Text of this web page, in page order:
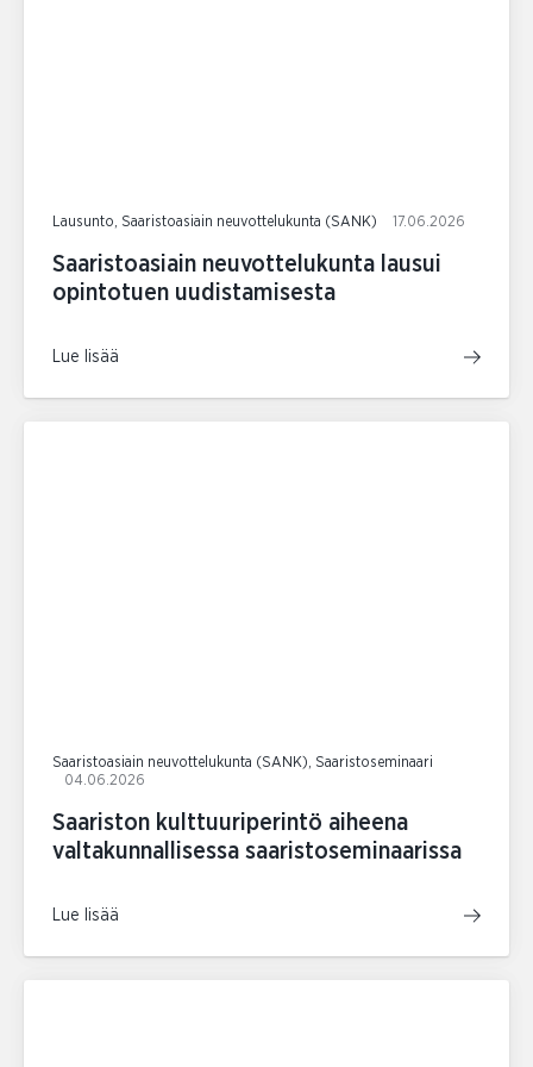
Lausunto, Saaristoasiain neuvottelukunta (SANK) 17.06.2026
Saaristoasiain neuvottelukunta lausui
opintotuen uudistamisesta
Lue lisää
Saaristoasiain neuvottelukunta (SANK), Saaristoseminaari
04.06.2026
Saariston kulttuuriperintö aiheena
valtakunnallisessa saaristoseminaarissa
Lue lisää